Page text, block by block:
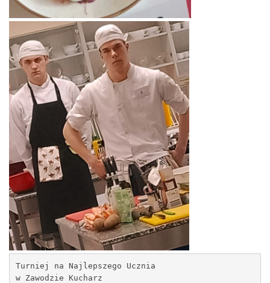
Turniej na Najlepszego Ucznia
w Zawodzie Kucharz